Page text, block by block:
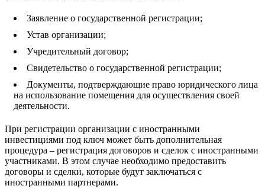
Заявление о государственной регистрации;
Устав организации;
Учредительный договор;
Свидетельство о государственной регистрации;
Документы, подтверждающие право юридического лица
на использование помещения для осуществления своей
деятельности.
При регистрации организации с иностранными
инвестициями под ключ может быть дополнительная
процедура – регистрация договоров и сделок с иностранными
участниками. В этом случае необходимо предоставить
договоры и сделки, которые будут заключаться с
иностранными партнерами.